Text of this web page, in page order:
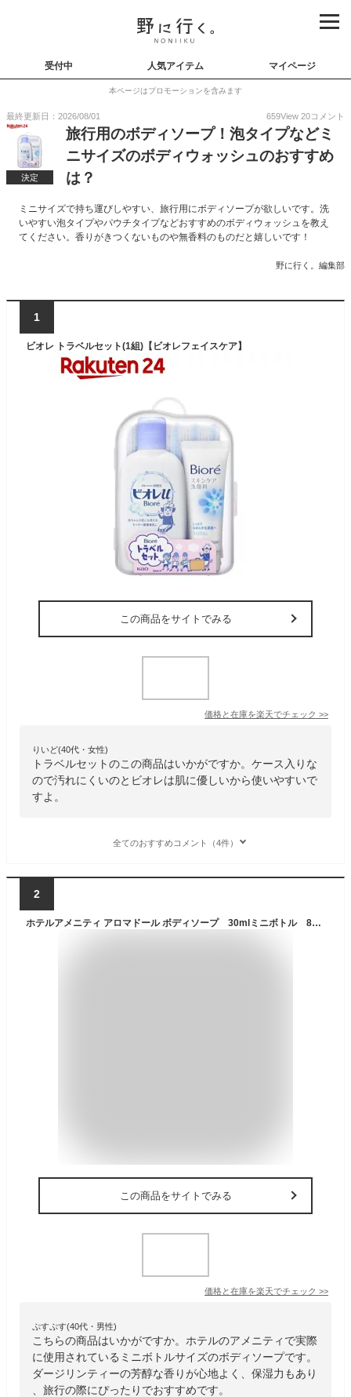
受付中 人気アイテム マイページ
本ページはプロモーションを含みます
最終更新日：2026/08/01 659View 20コメント
決定
旅行用のボディソープ！泡タイプなどミ
ニサイズのボディウォッシュのおすすめ
は？
ミニサイズで持ち運びしやすい、旅行用にボディソープが欲しいです。洗
いやすい泡タイプやパウチタイプなどおすすめのボディウォッシュを教え
てください。香りがきつくないものや無香料のものだと嬉しいです！
野に行く。編集部
1
ビオレ トラベルセット(1組)【ビオレフェイスケア】
この商品をサイトでみる
価格と在庫を楽天でチェック >>
りいど(40代・女性)
トラベルセットのこの商品はいかがですか。ケース入りな
ので汚れにくいのとビオレは肌に優しいから使いやすいで
すよ。
全てのおすすめコメント（4件）
2
ホテルアメニティ アロマドール ボディソープ 30mlミニボトル 80本 (携帯用 旅行用 スパ ジム 温泉施設)
この商品をサイトでみる
価格と在庫を楽天でチェック >>
ぷすぷす(40代・男性)
こちらの商品はいかがですか。ホテルのアメニティで実際
に使用されているミニボトルサイズのボディソープです。
ダージリンティーの芳醇な香りが心地よく、保湿力もあり
、旅行の際にぴったりでおすすめです。